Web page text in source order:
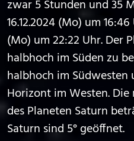
zwar 5 Stunden und 35
16.12.2024 (Mo) um
(Mo) um 22:22 Uhr. Der
halbhoch im Süden zu
halbhoch im
Horizont im Westen.
des Planeten Saturn
Saturn sind 5° geöffnet.